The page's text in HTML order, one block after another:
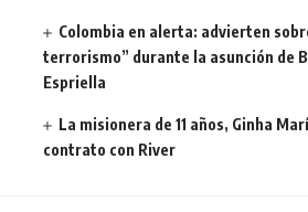
Colombia en alerta: advierten
terrorismo” durante la asunción de
Espriella
La misionera de 11 años, Ginha
contrato con River